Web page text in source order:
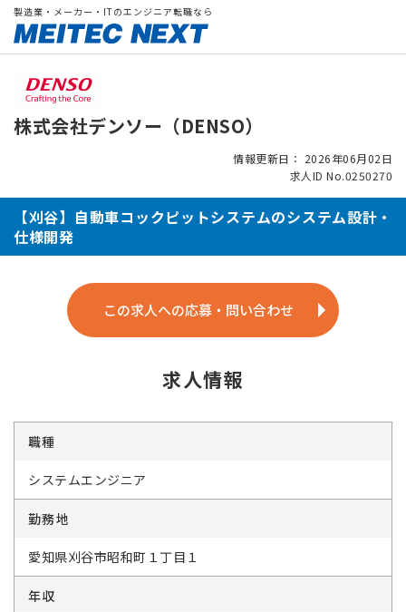
製造業・メーカー・ITのエンジニア転職なら
株式会社デンソー（DENSO）
情報更新日： 2026年06月02日
求人ID No.0250270
【刈谷】自動車コックピットシステムのシステム設計・
仕様開発
この求人への応募・問い合わせ
求人情報
職種
システムエンジニア
勤務地
愛知県刈谷市昭和町１丁目１
年収